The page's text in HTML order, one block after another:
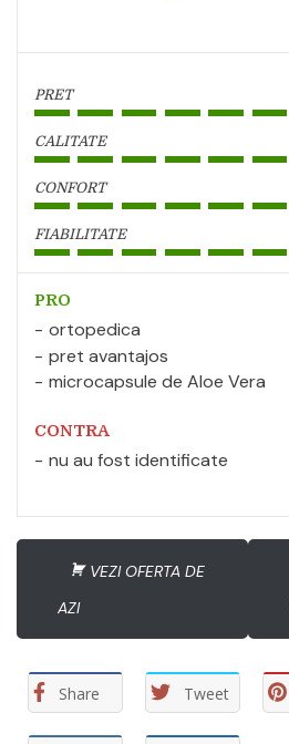
PRET
CALITATE
CONFORT
FIABILITATE
PRO
ortopedica
pret avantajos
microcapsule de Aloe Vera
CONTRA
nu au fost identificate
VEZI OFERTA DE
AZI
Share Tweet